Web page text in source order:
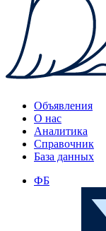
Объявления
О нас
Аналитика
Справочник
База данных
ФБ